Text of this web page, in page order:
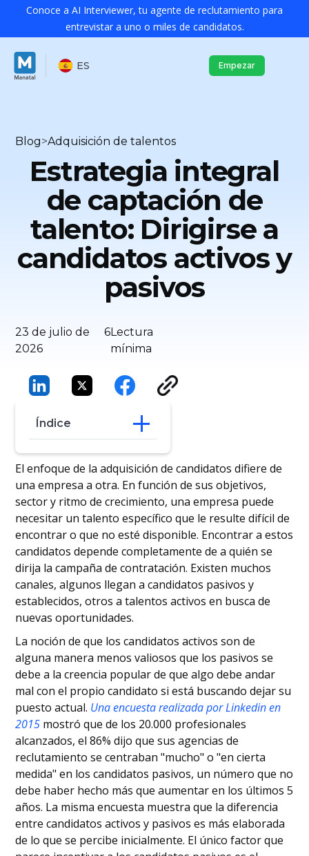
Conoce a AI Interviewer, tu agente de reclutamiento para
entrevistar a uno o miles de candidatos.
ES Empezar
Blog>Adquisición de talentos
Estrategia integral
de captación de
talento: Dirigirse a
candidatos activos y
pasivos
23 de julio de
2026
6Lectura
mínima
Índice
Candidatos activos
Candidatos pasivos
¿A quién dirigirse?
El enfoque de la adquisición de candidatos difiere de
una empresa a otra. En función de sus objetivos,
sector y ritmo de crecimiento, una empresa puede
necesitar un talento específico que le resulte difícil de
encontrar o que no esté disponible. Encontrar a estos
candidatos depende completamente de a quién se
dirija la campaña de contratación. Existen muchos
canales, algunos llegan a candidatos pasivos y
establecidos, otros a talentos activos en busca de
nuevas oportunidades.
La noción de que los candidatos activos son de
alguna manera menos valiosos que los pasivos se
debe a la creencia popular de que algo debe andar
mal con el propio candidato si está buscando dejar su
puesto actual. Una encuesta realizada por Linkedin en
2015 mostró que de los 20.000 profesionales
alcanzados, el 86% dijo que sus agencias de
reclutamiento se centraban "mucho" o "en cierta
medida" en los candidatos pasivos, un número que no
debe haber hecho más que aumentar en los últimos 5
años. La misma encuesta muestra que la diferencia
entre candidatos activos y pasivos es más elaborada
de lo que se percibe inicialmente. El único factor que